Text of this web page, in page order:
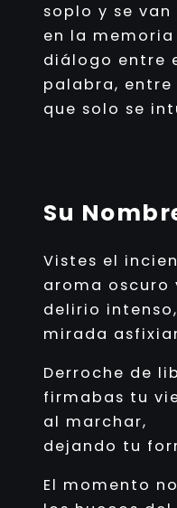
soplo y se
en la memoria
diálogo entre
palabra, entre
que solo se
Su
Vistes el
aroma oscuro
delirio
mirada
Derroche de
firmabas tu
al marchar,
dejando tu
El momento